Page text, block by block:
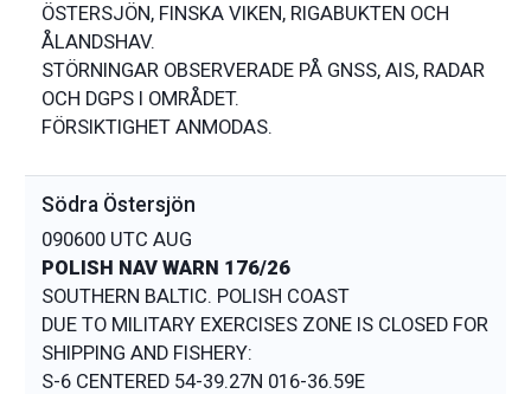
ÖSTERSJÖN, FINSKA VIKEN, RIGABUKTEN OCH
ÅLANDSHAV.
STÖRNINGAR OBSERVERADE PÅ GNSS, AIS, RADAR
OCH DGPS I OMRÅDET.
Södra Östersjön
090600 UTC AUG
POLISH NAV WARN 176/26
SOUTHERN BALTIC. POLISH COAST
DUE TO MILITARY EXERCISES ZONE IS CLOSED FOR
SHIPPING AND FISHERY:
S-6 CENTERED 54-39.27N 016-36.59E